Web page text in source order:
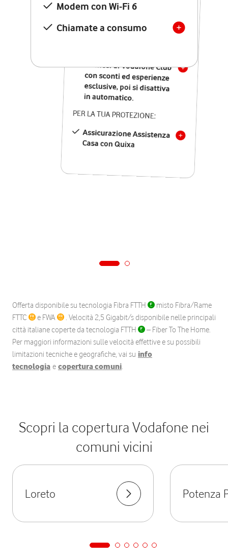
Modem con Wi-Fi 6
Chiamate a consumo
Chiamate illimitate verso
numeri fissi e mobili
nazionali
12 mesi di Vodafone Club
con sconti ed esperienze
esclusive, poi si disattiva
in automatico.
PER LA TUA PROTEZIONE:
Assicurazione Assistenza
Casa con Quixa
Offerta disponibile su tecnologia Fibra FTTH
misto Fibra/Rame
FTTC
e FWA
. Velocità 2,5 Gigabit/s disponibile nelle principali
città italiane coperte da tecnologia FTTH
– Fiber To The Home.
Per maggiori informazioni sulle velocità effettive e su possibili
limitazioni tecniche e geografiche, vai su info
tecnologia e copertura comuni.
Scopri la copertura Vodafone nei
comuni vicini
Loreto Potenza